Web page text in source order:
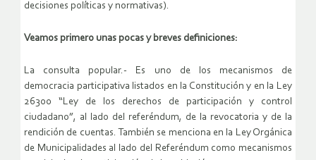
decisiones políticas y normativas).
Veamos primero unas pocas y breves definiciones:
La consulta popular.- Es uno de los mecanismos de
democracia participativa listados en la Constitución y en la Ley
26300 “Ley de los derechos de participación y control
ciudadano”, al lado del referéndum, de la revocatoria y de la
rendición de cuentas. También se menciona en la Ley Orgánica
de Municipalidades al lado del Referéndum como mecanismos